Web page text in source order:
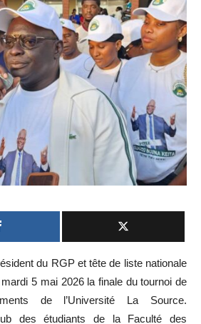
du RGP et tête de liste nationale
5 mai 2026 la finale du tournoi de
de l’Université La Source.
des étudiants de la Faculté des